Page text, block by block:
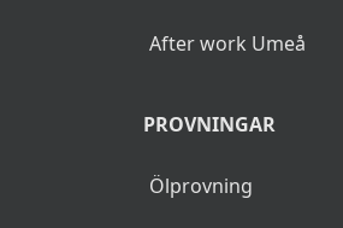
After work Umeå
PROVNINGAR
Ölprovning